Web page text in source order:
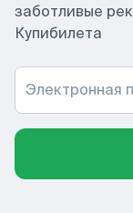
заботливые
Купибилета
Электронная